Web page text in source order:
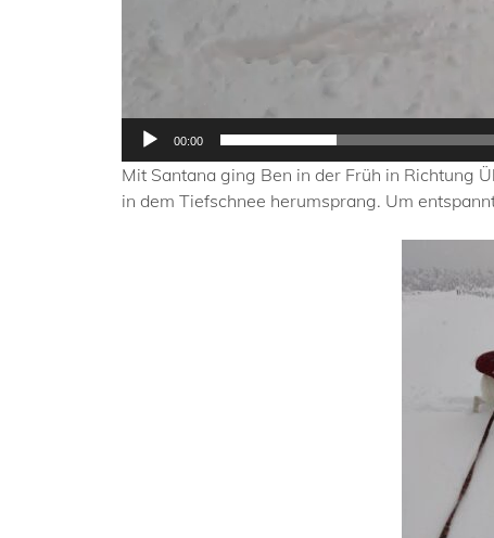
00:00
Mit Santana ging Ben in der Früh in Richtung
in dem Tiefschnee herumsprang. Um